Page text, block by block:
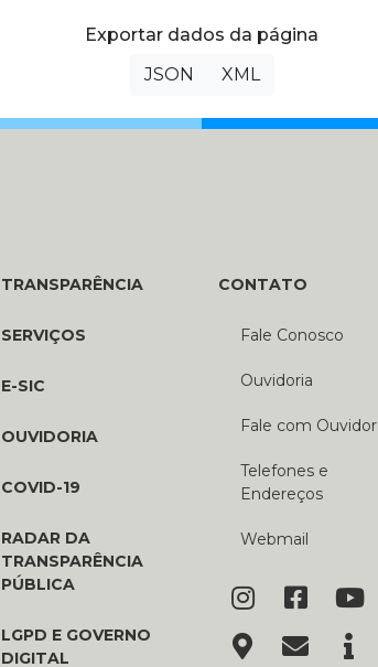
Exportar dados da página
JSON
XML
TRANSPARÊNCIA
SERVIÇOS
E-SIC
OUVIDORIA
COVID-19
RADAR DA
TRANSPARÊNCIA
PÚBLICA
LGPD E GOVERNO
DIGITAL
CONTATO
Fale Conosco
Ouvidoria
Fale com Ouvidor
Telefones e
Endereços
Webmail